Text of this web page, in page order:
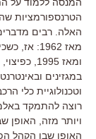
הטרנספורמציות
האלה. רבים
ומאז
במגזינים
רוצה להתמקד
ויותר מזה, האופן
האופן שבו הקהל